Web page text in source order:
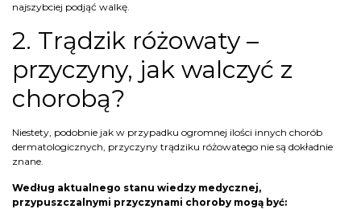
najszybciej podjąć walkę.
2. Trądzik różowaty –
przyczyny, jak walczyć z
chorobą?
Niestety, podobnie jak w przypadku ogromnej ilości innych chorób
dermatologicznych, przyczyny trądziku różowatego nie są dokładnie
znane.
Według aktualnego stanu wiedzy medycznej,
przypuszczalnymi przyczynami choroby mogą być: